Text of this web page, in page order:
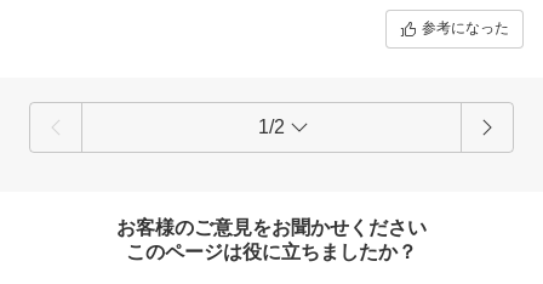
参考になった
1/2
お客様のご意見をお聞かせください
このページは役に立ちましたか？